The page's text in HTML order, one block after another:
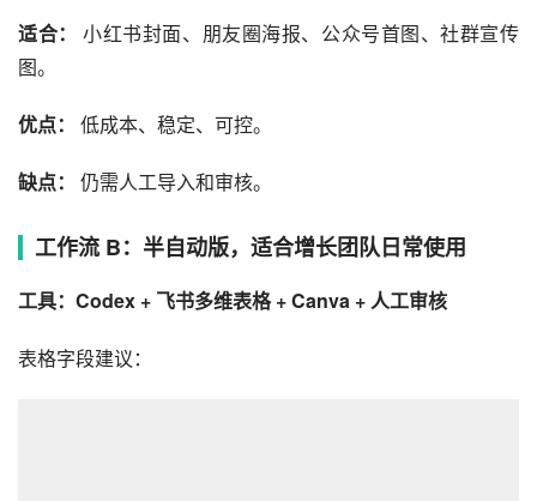
适合：
小红书封面、朋友圈海报、公众号首图、社群宣传
图。
优点： 低成本、稳定、可控。
缺点： 仍需人工导入和审核。
工作流 B：半自动版，适合增长团队日常使用
工具：Codex + 飞书多维表格 + Canva + 人工审核
表格字段建议：